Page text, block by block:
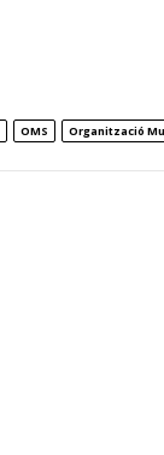
OMS Organització